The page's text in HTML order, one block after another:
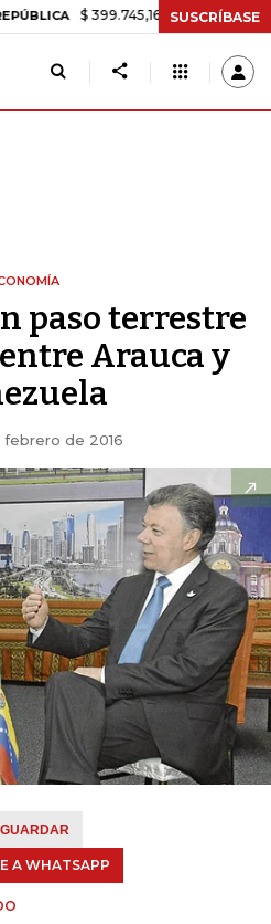
$ 399.745,16 +$ 2.295,71 +0,58%
SUSCRÍBASE
paso terrestre
Arauca y
febrero de 2016
GUARDAR
A WHATSAPP